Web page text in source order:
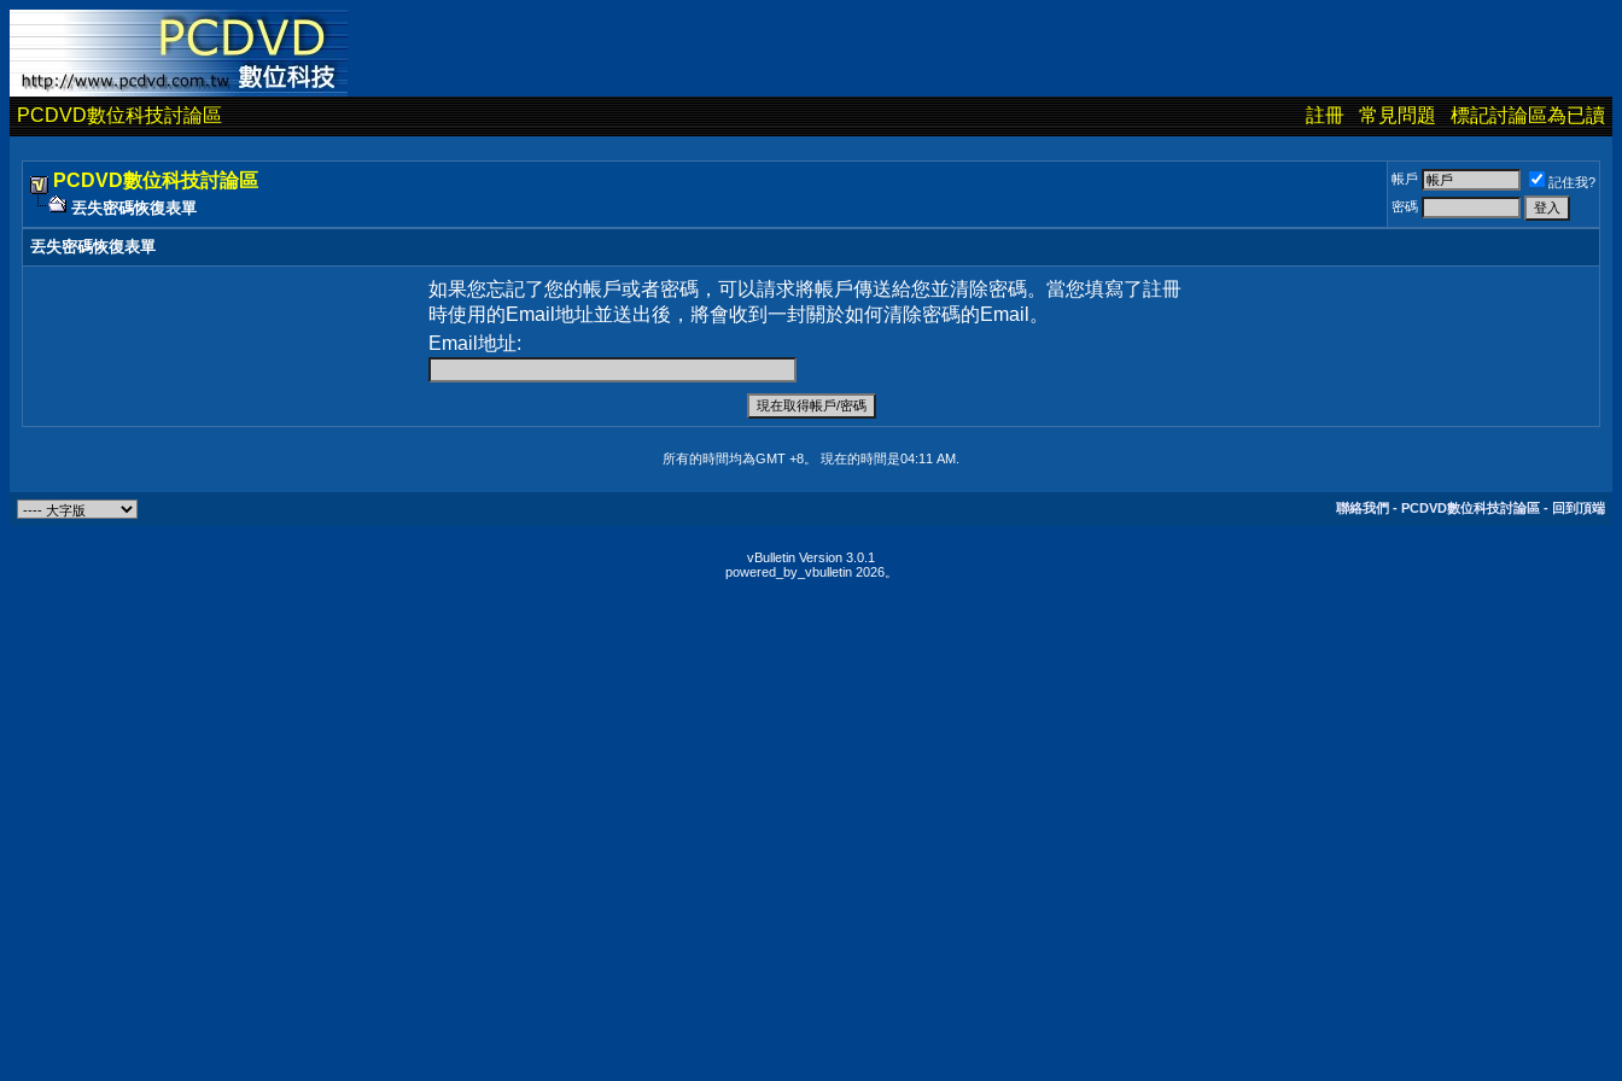
PCDVD數位科技討論區 註冊 常見問題 標記討論區為已讀
PCDVD數位科技討論區
丟失密碼恢復表單
帳戶
記住我?
密碼
丟失密碼恢復表單
如果您忘記了您的帳戶或者密碼，可以請求將帳戶傳送給您並清除密碼。當您填寫了註冊
時使用的Email地址並送出後，將會收到一封關於如何清除密碼的Email。
Email地址:
所有的時間均為GMT +8。 現在的時間是04:11 AM
聯絡我們 - PCDVD數位科技討論區 - 回到頂端
vBulletin Version 3.0.1
powered_by_vbulletin 2026。